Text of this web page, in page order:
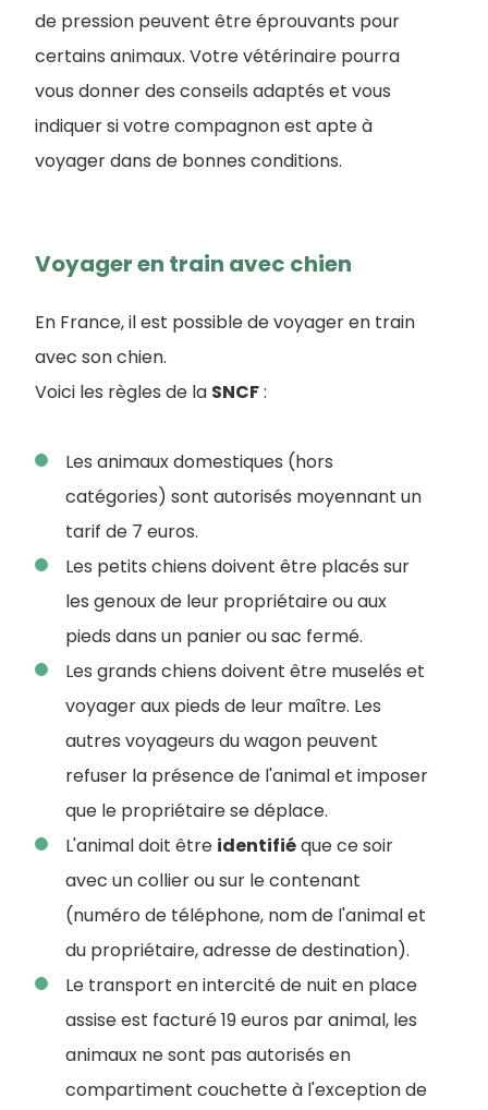
de pression peuvent être éprouvants pour
certains animaux. Votre vétérinaire pourra
vous donner des conseils adaptés et vous
indiquer si votre compagnon est apte à
voyager dans de bonnes conditions.
Voyager en train avec chien
En France, il est possible de voyager en train
avec son chien.
Voici les règles de la SNCF:
Les animaux domestiques (hors
catégories) sont autorisés moyennant un
tarif de 7 euros.
Les petits chiens doivent être placés sur
les genoux de leur propriétaire ou aux
pieds dans un panier ou sac fermé.
Les grands chiens doivent être muselés et
voyager aux pieds de leur maître. Les
autres voyageurs du wagon peuvent
refuser la présence de l'animal et imposer
que le propriétaire se déplace.
L'animal doit être identifiéque ce soir
avec un collier ou sur le contenant
(numéro de téléphone, nom de l'animal et
du propriétaire, adresse de destination).
Le transport en intercité de nuit en place
assise est facturé 19 euros par animal, les
animaux ne sont pas autorisés en
compartiment couchette à l'exception de